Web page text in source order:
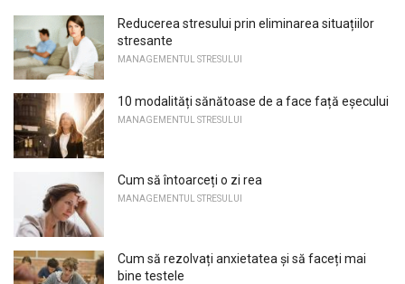
Reducerea stresului prin eliminarea situațiilor
stresante
MANAGEMENTUL STRESULUI
10 modalități sănătoase de a face față eșecului
MANAGEMENTUL STRESULUI
Cum să întoarceți o zi rea
MANAGEMENTUL STRESULUI
Cum să rezolvați anxietatea și să faceți mai
bine testele